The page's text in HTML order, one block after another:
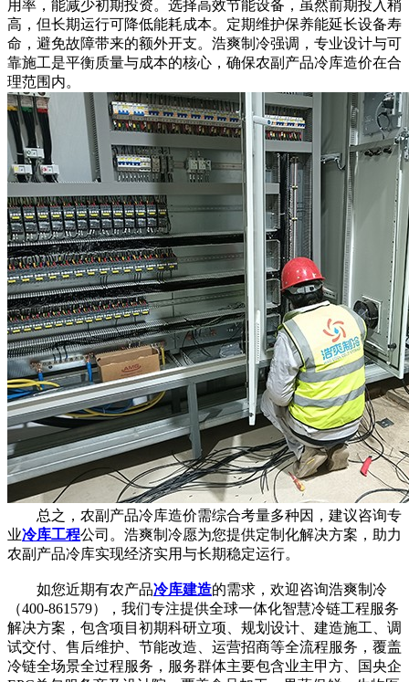
用率，能减少初期投资。选择高效节能设备，虽然前期投入稍
高，但长期运行可降低能耗成本。定期维护保养能延长设备寿
命，避免故障带来的额外开支。浩爽制冷强调，专业设计与可
靠施工是平衡质量与成本的核心，确保农副产品冷库造价在合
理范围内。
总之，农副产品冷库造价需综合考量多种因，建议咨询专
业冷库工程公司。浩爽制冷愿为您提供定制化解决方案，助力
农副产品冷库实现经济实用与长期稳定运行。
如您近期有农产品冷库建造的需求，欢迎咨询浩爽制冷
（400-861579），我们专注提供全球一体化智慧冷链工程服务
解决方案，包含项目初期科研立项、规划设计、建造施工、调
试交付、售后维护、节能改造、运营招商等全流程服务，覆盖
冷链全场景全过程服务，服务群体主要包含业主甲方、国央企